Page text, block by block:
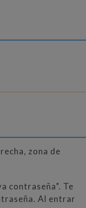
zona de
contraseña”. Te
Al entrar